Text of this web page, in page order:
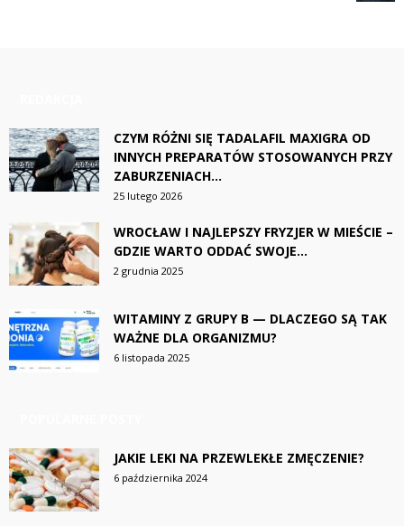
CZYM RÓŻNI SIĘ TADALAFIL MAXIGRA OD
INNYCH PREPARATÓW STOSOWANYCH PRZY
ZABURZENIACH...
25 lutego 2026
WROCŁAW I NAJLEPSZY FRYZJER W MIEŚCIE –
GDZIE WARTO ODDAĆ SWOJE...
2 grudnia 2025
WITAMINY Z GRUPY B — DLACZEGO SĄ TAK
WAŻNE DLA ORGANIZMU?
6 listopada 2025
JAKIE LEKI NA PRZEWLEKŁE ZMĘCZENIE?
6 października 2024